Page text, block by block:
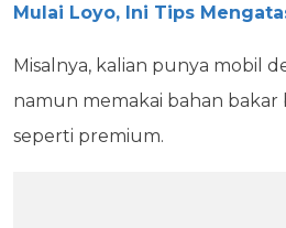
Mulai Loyo, Ini Tips
Misalnya, kalian punya mobil
namun memakai bahan
seperti premium.